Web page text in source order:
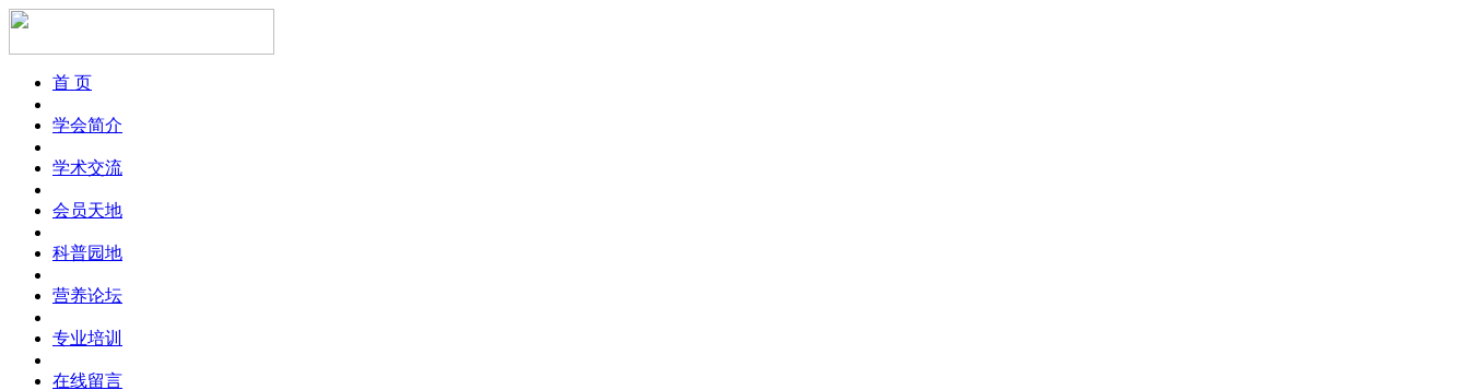
首 页
学会简介
学术交流
会员天地
科普园地
营养论坛
专业培训
在线留言